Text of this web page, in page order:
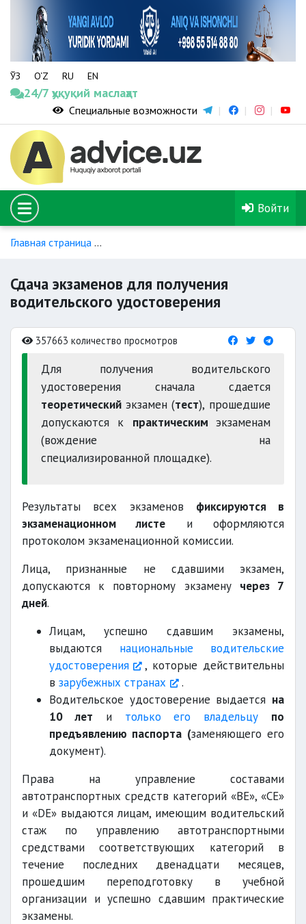
ЎЗ O‘Z RU EN
24/7 ҳуқуқий маслаҳат
Специальные возможности
Войти
Главная страница
Сдача экзаменов для получения
водительского удостоверения
357663 количество просмотров
Для получения водительского
удостоверения сначала сдается
теоретический экзамен (тест), прошедшие
допускаются к практическимэкзаменам
(вождение на
специализированной площадке).
Результаты всех экзаменов фиксируются в
экзаменационном листе и оформляются
протоколом экзаменационной комиссии.
Лица, признанные не сдавшими экзамен,
допускаются к повторному экзамену через 7
дней.
Лицам, успешно сдавшим экзамены,
выдаются национальные водительские
удостоверения
, которые действительны
в зарубежных странах
.
Водительское удостоверение выдается на
10 лет и только его владельцу
по
предъявлению паспорта (заменяющего его
документ).
Права на управление составами
автотранспортных средств категорий «ВЕ», «СЕ»
и «DЕ» выдаются лицам, имеющим водительский
стаж по управлению автотранспортными
средствами соответствующих категорий в
течение последних двенадцати месяцев,
прошедшим переподготовку в учебной
организации и успешно сдавшим практические
экзамены.